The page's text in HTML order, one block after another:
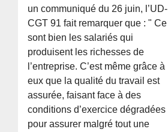
un communiqué du 26 juin, l’UD-
CGT 91 fait remarquer que : " Ce
sont bien les salariés qui
produisent les richesses de
l’entreprise. C’est même grâce à
eux que la qualité du travail est
assurée, faisant face à des
conditions d’exercice dégradées
pour assurer malgré tout une